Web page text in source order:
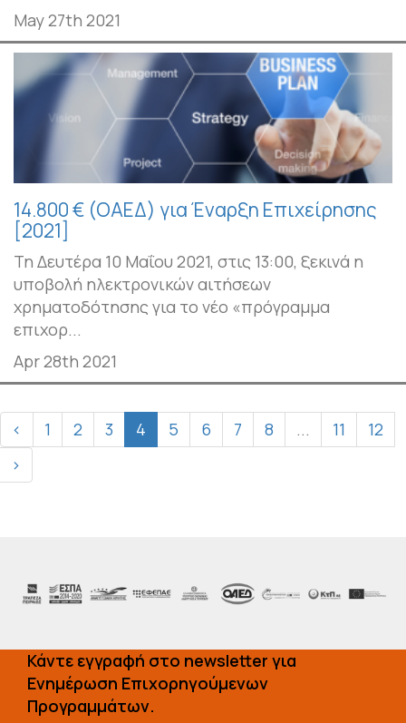
May 27th 2021
14.800 € (ΟΑΕΔ) για Έναρξη Επιχείρησης
[2021]
Τη Δευτέρα 10 Μαΐου 2021, στις 13:00, ξεκινά η
υποβολή ηλεκτρονικών αιτήσεων
χρηματοδότησης για το νέο «πρόγραμμα
επιχορ...
Apr 28th 2021
‹ 1 2 3 4 5 6 7 8 ... 11
12
›
Κάντε εγγραφή στο newsletter για
Ενημέρωση Επιχορηγούμενων
Προγραμμάτων.